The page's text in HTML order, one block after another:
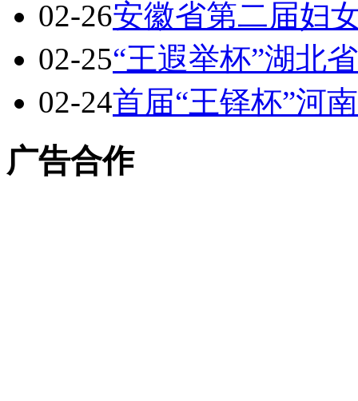
02-26安徽省第二届妇
02-25“王遐举杯”湖北
02-24首届“王铎杯”河
广告合作